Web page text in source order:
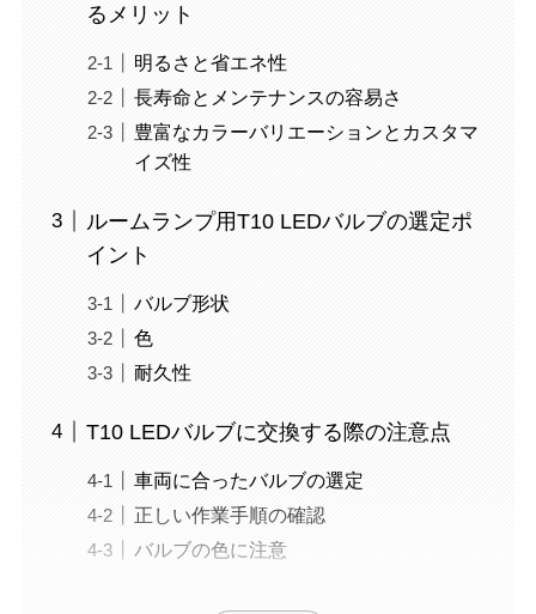
るメリット
明るさと省エネ性
長寿命とメンテナンスの容易さ
豊富なカラーバリエーションとカスタマ
イズ性
ルームランプ用T10 LEDバルブの選定ポ
イント
バルブ形状
色
耐久性
T10 LEDバルブに交換する際の注意点
車両に合ったバルブの選定
正しい作業手順の確認
バルブの色に注意